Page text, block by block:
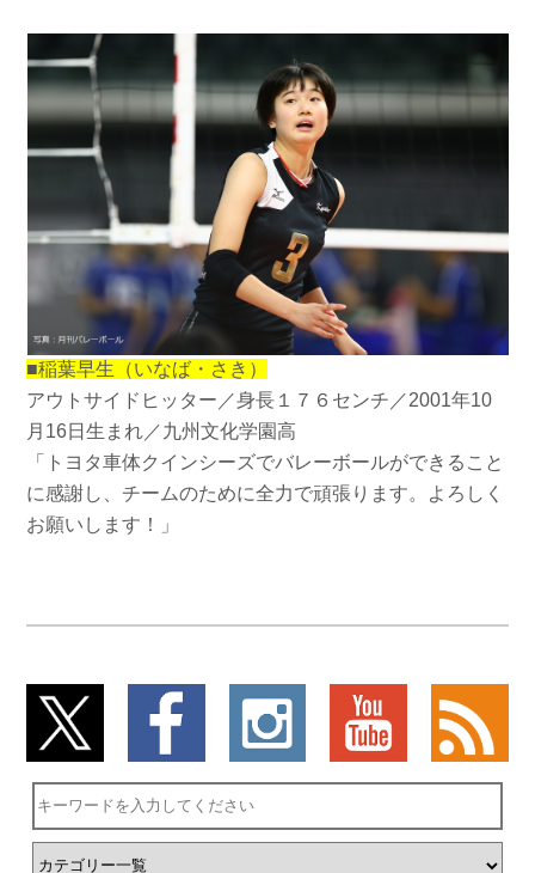
■稲葉早生（いなば・さき）
アウトサイドヒッター／身長１７６センチ／2001年10
月16日生まれ／九州文化学園高
「トヨタ車体クインシーズでバレーボールができること
に感謝し、チームのために全力で頑張ります。よろしく
お願いします！」